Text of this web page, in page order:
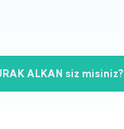
ALKAN siz misiniz?